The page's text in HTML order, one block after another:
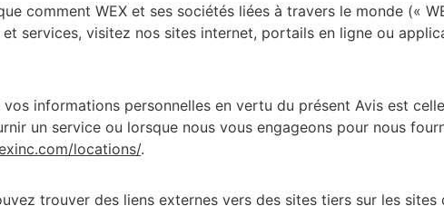
comment WEX et ses sociétés liées à travers le monde («
services, visitez nos sites internet, portails en ligne ou
vos informations personnelles en vertu du présent Avis est
un service ou lorsque nous vous engageons pour nous
locations/.
trouver des liens externes vers des sites tiers sur les